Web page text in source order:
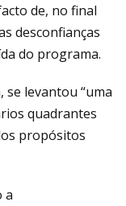
de, no final
desconfianças
do programa.
se levantou “uma
quadrantes
propósitos
a